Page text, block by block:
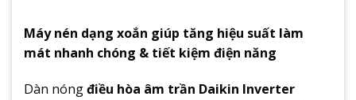
Máy nén dạng xoắn giúp tăng hiệu suất làm
mát nhanh chóng & tiết kiệm điện năng
Dàn nóngđiều hòa âm trần Daikin Inverter